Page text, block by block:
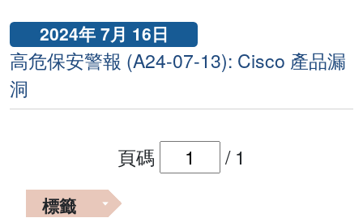
2024年 7月 16日
高危保安警報 (A24-07-13): Cisco 產品漏
洞
頁碼 / 1
標籤